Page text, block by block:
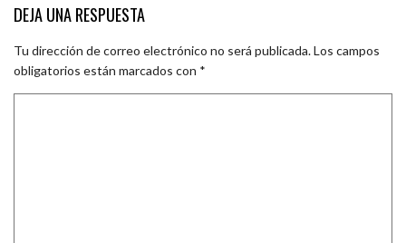
DEJA UNA RESPUESTA
Tu dirección de correo electrónico no será publicada.Los campos
obligatorios están marcados con *